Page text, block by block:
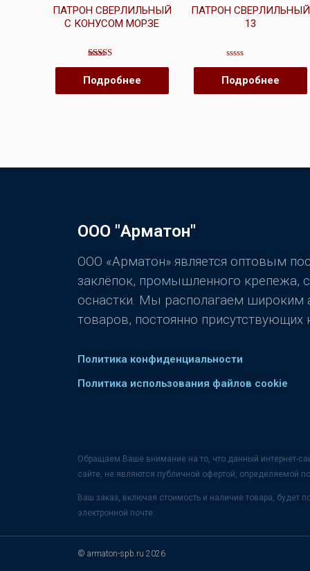
ПАТРОН СВЕРЛИЛЬНЫЙ
С КОНУСОМ МОРЗЕ
Оценка
5.00
из 5
Подробнее
ПАТРОН СВЕРЛИЛЬНЫЙ
13
Оценка
0
из
Подробнее
ООО "Арматон"
ООО «Арматон» является оптовым
заклёпок, промышленного крепежа,
оснастки. Мы располагаем широким
товаров, постоянно присутствующих
Политика конфиденциальности
Политика использования файлов cookie
Обращаем Ваше внимание на то, что данный интернет-
сайте, не являются публичной офертой, определяемой
Ваш заказ, включая стоимость и наличие товара,
электронной почте.
© armaton-spb.ru 2026